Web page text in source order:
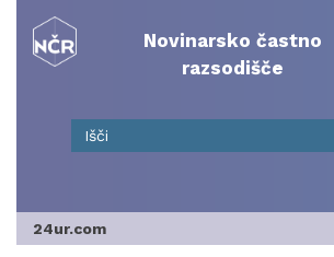
content
Novinarsko častno
razsodišče
24ur.com